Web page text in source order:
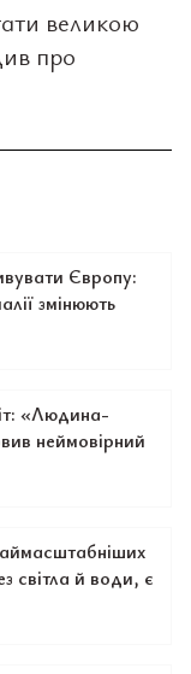
великою
про
Європу:
змінюють
«Людина-
неймовірний
світла й води, є